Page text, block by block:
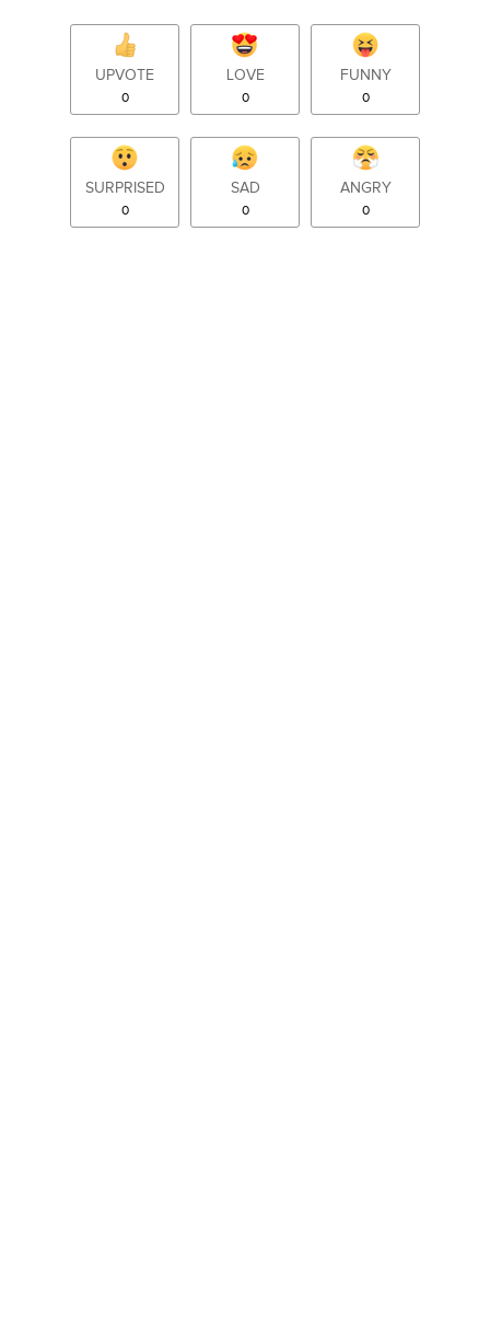
UPVOTE
0
LOVE
0
FUNNY
0
SURPRISED
0
SAD
0
ANGRY
0